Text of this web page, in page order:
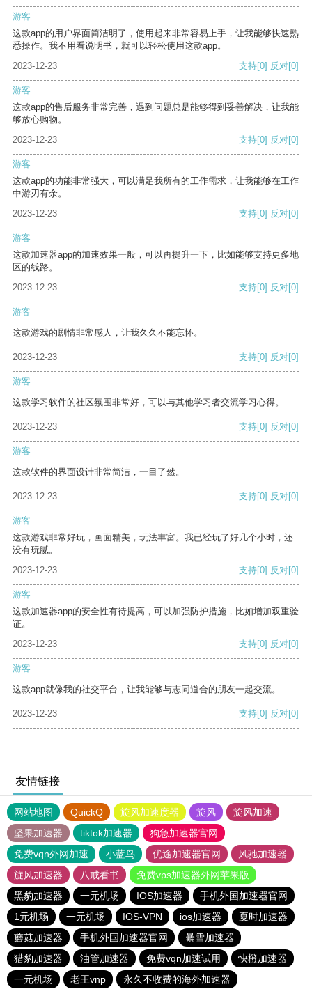
游客
这款app的用户界面简洁明了，使用起来非常容易上手，让我能够快速熟
悉操作。我不用看说明书，就可以轻松使用这款app。
2023-12-23
支持[0] 反对[0]
游客
这款app的售后服务非常完善，遇到问题总是能够得到妥善解决，让我能
够放心购物。
2023-12-23
支持[0] 反对[0]
游客
这款app的功能非常强大，可以满足我所有的工作需求，让我能够在工作
中游刃有余。
2023-12-23
支持[0] 反对[0]
游客
这款加速器app的加速效果一般，可以再提升一下，比如能够支持更多地
区的线路。
2023-12-23
支持[0] 反对[0]
游客
这款游戏的剧情非常感人，让我久久不能忘怀。
2023-12-23 支持[0] 反对[0]
游客
这款学习软件的社区氛围非常好，可以与其他学习者交流学习心得。
2023-12-23 支持[0] 反对[0]
游客
这款软件的界面设计非常简洁，一目了然。
2023-12-23 支持[0] 反对[0]
游客
这款游戏非常好玩，画面精美，玩法丰富。我已经玩了好几个小时，还
没有玩腻。
2023-12-23
支持[0] 反对[0]
游客
这款加速器app的安全性有待提高，可以加强防护措施，比如增加双重验
证。
2023-12-23
支持[0] 反对[0]
游客
这款app就像我的社交平台，让我能够与志同道合的朋友一起交流。
2023-12-23 支持[0] 反对[0]
友情链接
网站地图 QuickQ 旋风加速度器 旋风
旋风加速
坚果加速器
tiktok加速器
狗急加速器官网
免费vqn外网加速
小蓝鸟 优途加速器官网
风驰加速器
旋风加速器
八戒看书
免费vps加速器外网苹果版
黑豹加速器
一元机场 IOS加速器
手机外国加速器官网
1元机场
一元机场 IOS-VPN ios加速器
夏时加速器
蘑菇加速器
手机外国加速器官网
暴雪加速器
猎豹加速器
油管加速器 免费vqn加速试用
快橙加速器
一元机场
老王vnp 永久不收费的海外加速器